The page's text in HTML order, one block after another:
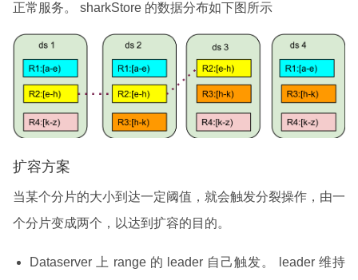
正常服务。 sharkStore 的数据分布如下图所示
扩容方案
当某个分片的大小到达一定阈值，就会触发分裂操作，由一
个分片变成两个，以达到扩容的目的。
Dataserver 上 range 的 leader 自己触发。 leader 维持